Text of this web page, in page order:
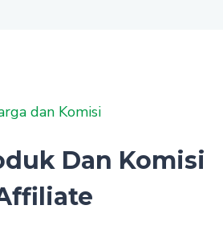
dan Komisi
Dan Komisi